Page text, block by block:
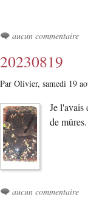
aucun commentaire
20230819
Par Olivier, samedi 19
Je
de
aucun commentaire